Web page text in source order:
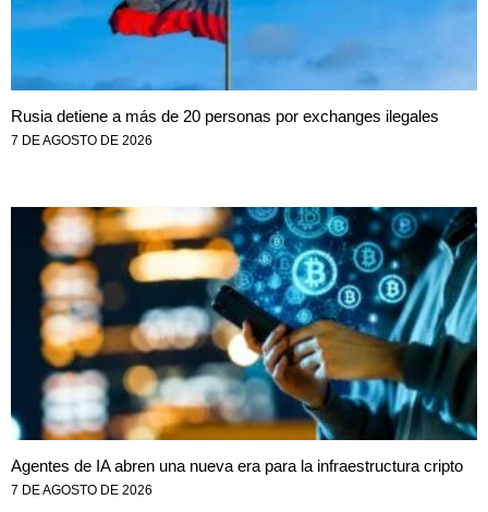
Rusia detiene a más de 20 personas por exchanges ilegales
7 DE AGOSTO DE 2026
Agentes de IA abren una nueva era para la infraestructura cripto
7 DE AGOSTO DE 2026